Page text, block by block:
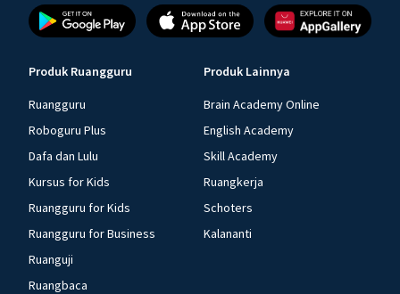
Produk Ruangguru
Ruangguru
Roboguru Plus
Dafa dan Lulu
Kursus for Kids
Ruangguru for Kids
Ruangguru for Business
Ruanguji
Ruangbaca
Produk Lainnya
Brain Academy Online
English Academy
Skill Academy
Ruangkerja
Schoters
Kalananti